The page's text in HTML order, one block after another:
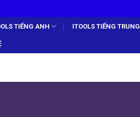
TIẾNG ANH ITOOLS TIẾNG TRUNG